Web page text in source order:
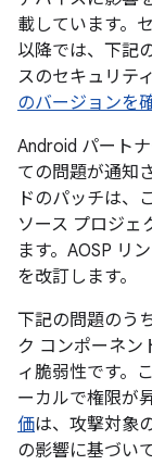
載しています。
以降では、下記
スのセキュリテ
のバージョンを
Android パート
ての問題が通知
ドのパッチは、
ソース プロジェ
ます。AOSP リ
を改訂します。
下記の問題のう
ク コンポーネン
ィ脆弱性です。
ーカルで権限が
価は、攻撃対象
の影響に基づい